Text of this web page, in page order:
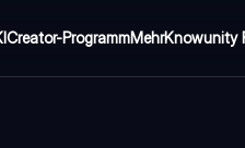
Creator-ProgrammMehrKnowunity